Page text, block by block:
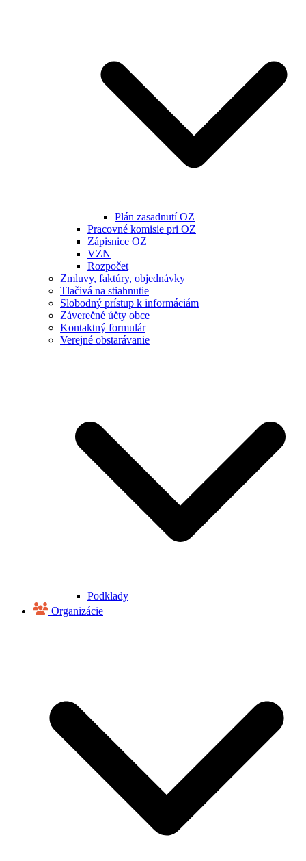
Plán zasadnutí OZ
Pracovné komisie pri OZ
Zápisnice OZ
VZN
Rozpočet
Zmluvy, faktúry, objednávky
Tlačivá na stiahnutie
Slobodný prístup k informáciám
Záverečné účty obce
Kontaktný formulár
Verejné obstarávanie
Podklady
Organizácie